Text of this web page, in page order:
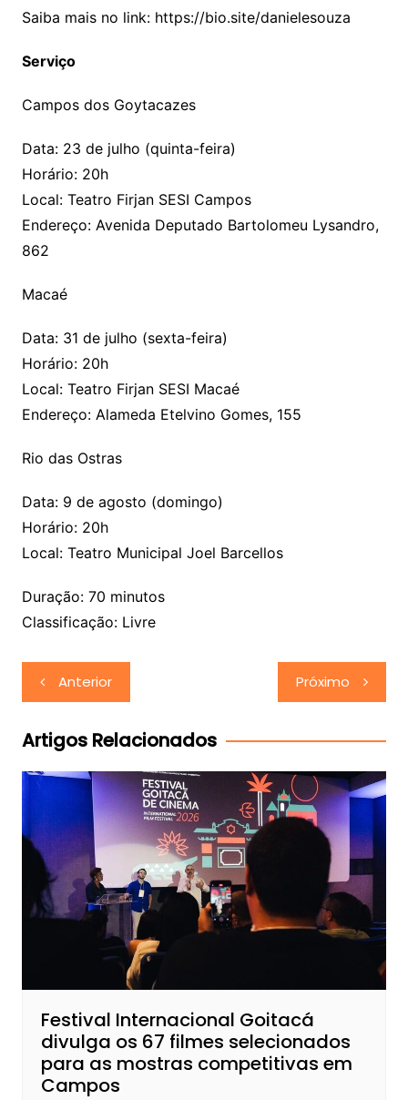
Saiba mais no link: https://bio.site/danielesouza
Serviço
Campos dos Goytacazes
Data: 23 de julho (quinta-feira)
Horário: 20h
Local: Teatro Firjan SESI Campos
Endereço: Avenida Deputado Bartolomeu Lysandro,
862
Macaé
Data: 31 de julho (sexta-feira)
Horário: 20h
Local: Teatro Firjan SESI Macaé
Endereço: Alameda Etelvino Gomes, 155
Rio das Ostras
Data: 9 de agosto (domingo)
Horário: 20h
Local: Teatro Municipal Joel Barcellos
Duração: 70 minutos
Classificação: Livre
Navegação
de
Post
Anterior Próximo
Artigos Relacionados
Festival Internacional Goitacá
divulga os 67 filmes selecionados
para as mostras competitivas em
Campos